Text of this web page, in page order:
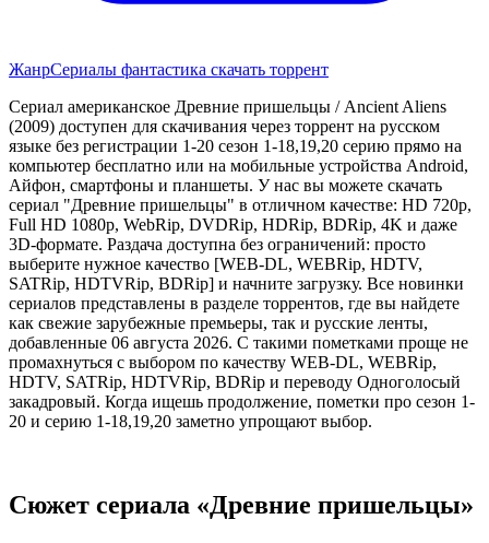
ЖанрСериалы фантастика скачать торрент
Сериал американское Древние пришельцы / Ancient Aliens
(2009) доступен для скачивания через торрент на русском
языке без регистрации 1-20 сезон 1-18,19,20 серию прямо на
компьютер бесплатно или на мобильные устройства Android,
Айфон, смартфоны и планшеты. У нас вы можете скачать
сериал "Древние пришельцы" в отличном качестве: HD 720p,
Full HD 1080p, WebRip, DVDRip, HDRip, BDRip, 4K и даже
3D-формате. Раздача доступна без ограничений: просто
выберите нужное качество [WEB-DL, WEBRip, HDTV,
SATRip, HDTVRip, BDRip] и начните загрузку. Все новинки
сериалов представлены в разделе торрентов, где вы найдете
как свежие зарубежные премьеры, так и русские ленты,
добавленные 06 августа 2026. С такими пометками проще не
промахнуться с выбором по качеству WEB-DL, WEBRip,
HDTV, SATRip, HDTVRip, BDRip и переводу Одноголосый
закадровый. Когда ищешь продолжение, пометки про сезон 1-
20 и серию 1-18,19,20 заметно упрощают выбор.
Сюжет сериала «Древние пришельцы»